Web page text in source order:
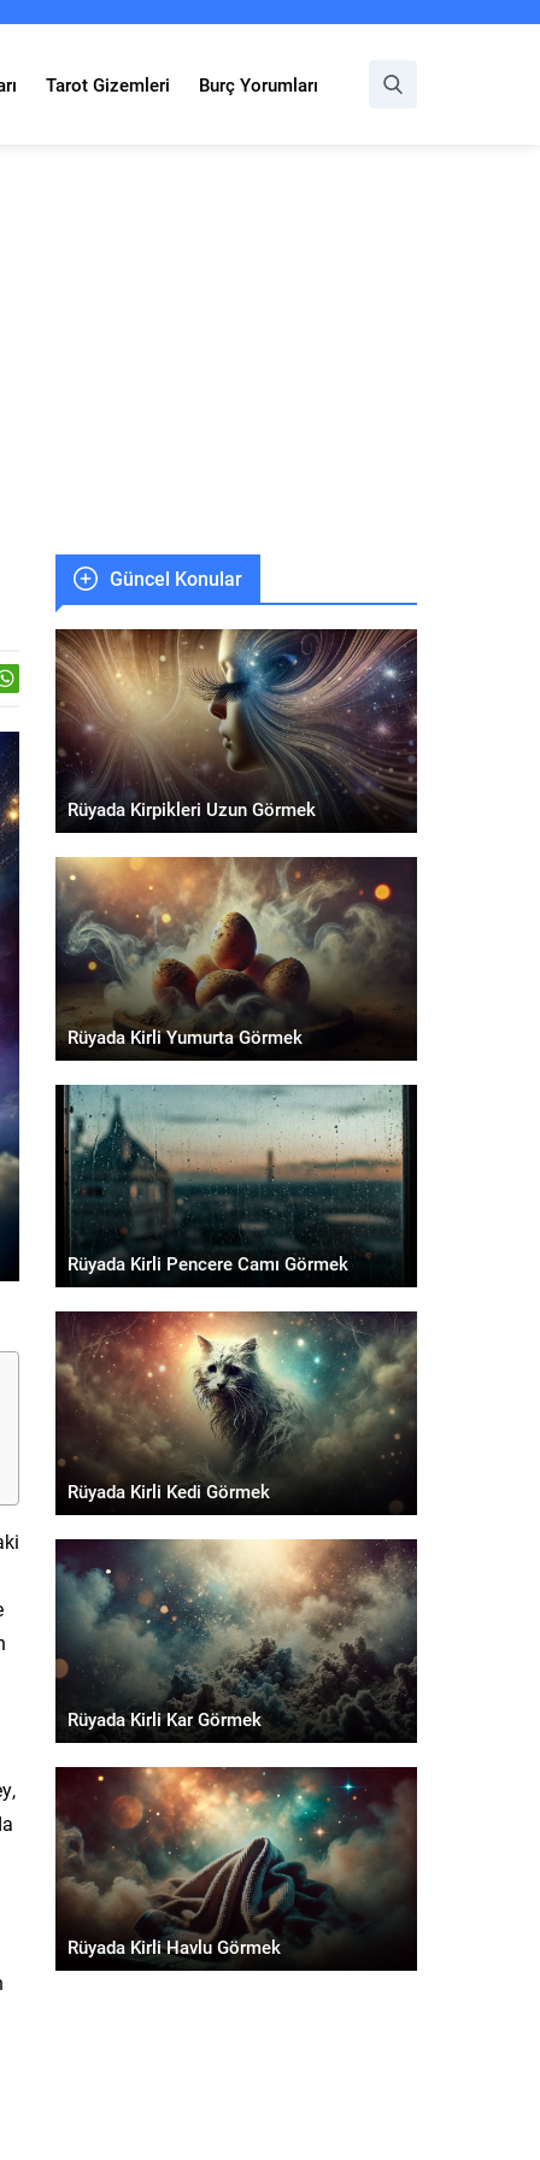
Tarot Gizemleri Burç Yorumları
Güncel Konular
Rüyada Kirpikleri Uzun Görmek
Rüyada Kirli Yumurta Görmek
Rüyada Kirli Pencere Camı Görmek
Rüyada Kirli Kedi Görmek
Rüyada Kirli Kar Görmek
Rüyada Kirli Havlu Görmek